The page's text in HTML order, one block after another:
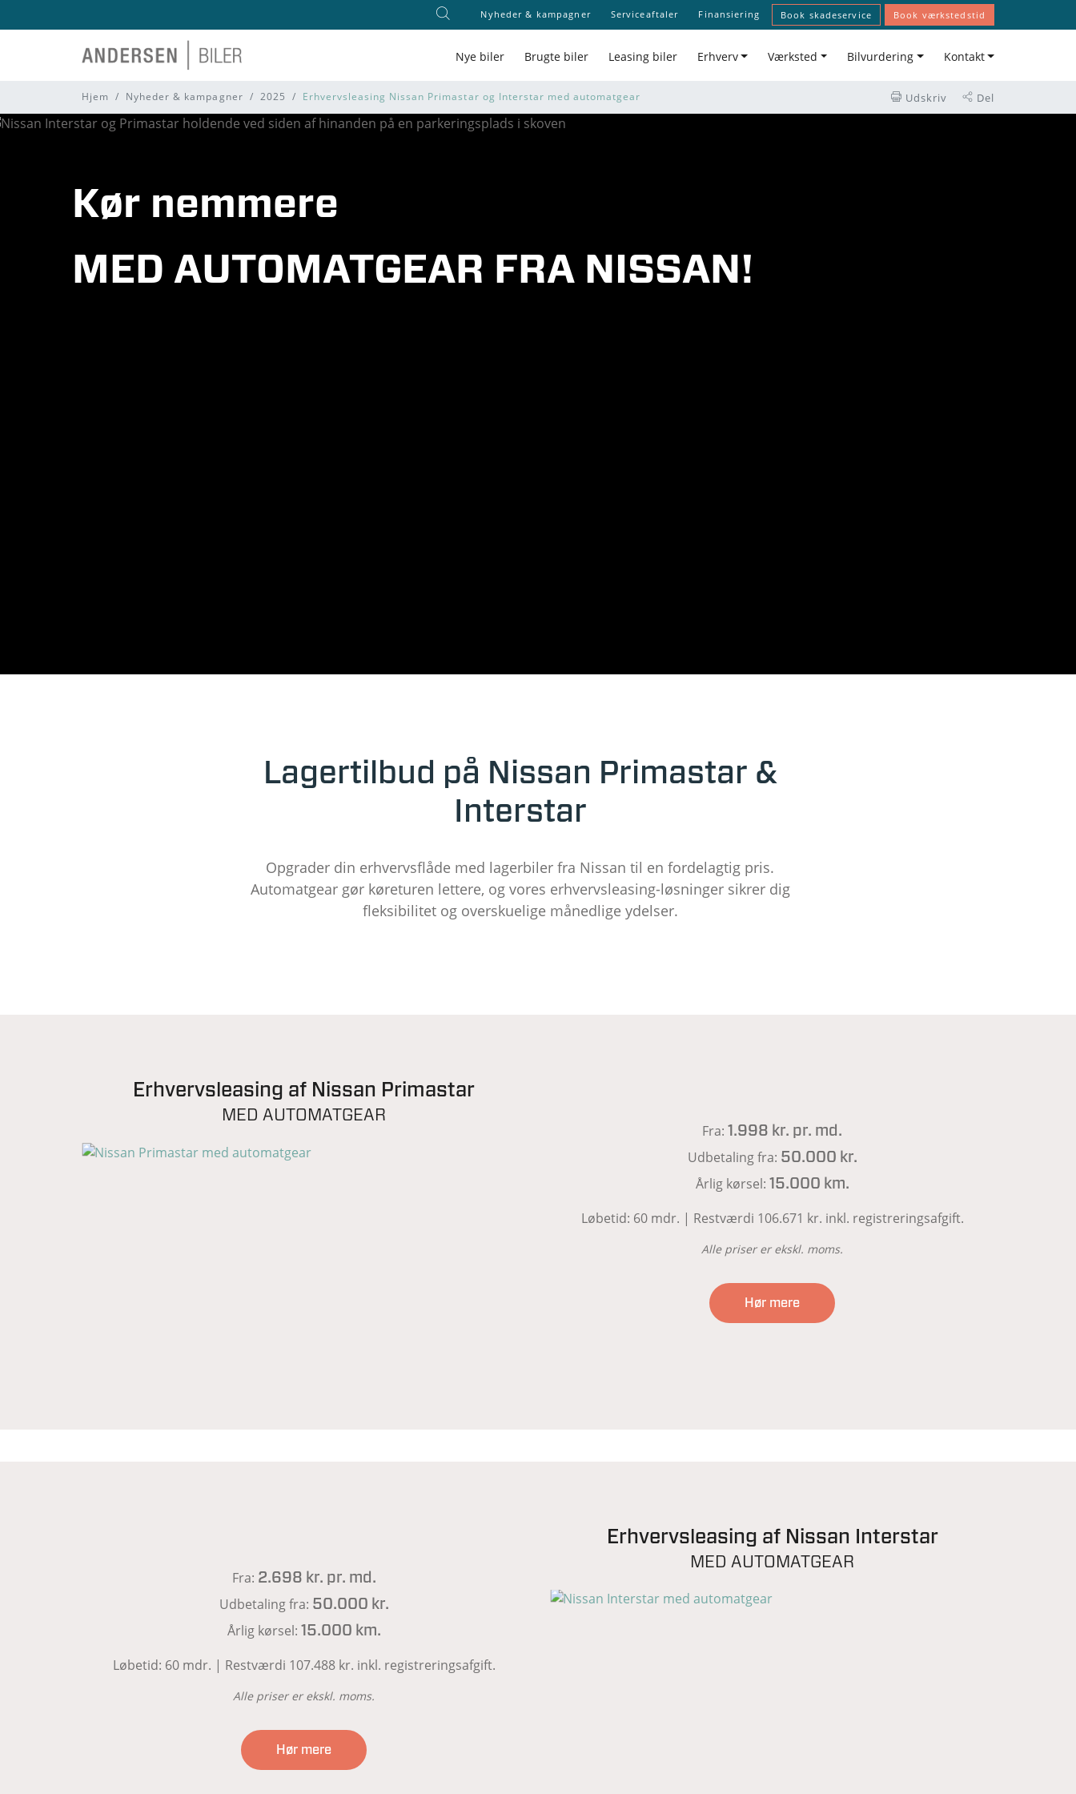
Nyheder & kampagner Serviceaftaler Finansiering Book skadeservice Book værkstedstid
Nye biler Brugte biler Leasing biler Erhverv Værksted Bilvurdering Kontakt
Hjem Nyheder & kampagner 2025 Erhvervsleasing Nissan Primastar og Interstar med automatgear Udskriv Del
Kør nemmere
MED AUTOMATGEAR FRA NISSAN!
Lagertilbud på Nissan Primastar &
Interstar
Opgrader din erhvervsflåde med lagerbiler fra Nissan til en fordelagtig pris.
Automatgear gør køreturen lettere, og vores erhvervsleasing-løsninger sikrer dig
fleksibilitet og overskuelige månedlige ydelser.
Erhvervsleasing af Nissan Primastar
MED AUTOMATGEAR
Fra: 1.998 kr. pr. md.
Udbetaling fra: 50.000 kr.
Årlig kørsel: 15.000 km.
Løbetid: 60 mdr. | Restværdi 106.671 kr. inkl. registreringsafgift.
Alle priser er ekskl. moms.
Hør mere
Fra: 2.698 kr. pr. md.
Udbetaling fra: 50.000 kr.
Årlig kørsel: 15.000 km.
Løbetid: 60 mdr. | Restværdi 107.488 kr. inkl. registreringsafgift.
Alle priser er ekskl. moms.
Hør mere
Erhvervsleasing af Nissan Interstar
MED AUTOMATGEAR